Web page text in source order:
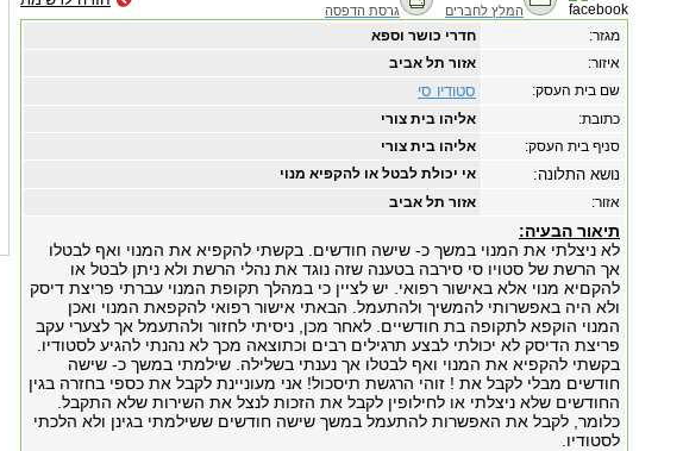
גרסת הדפסה המלץ לחברים
חדרי כושר וספא
מגזר:
אזור תל אביב
איזור:
סטודיו סי
שם בית העסק:
אליהו בית צורי
כתובת:
אליהו בית צורי
סניף בית העסק:
אי יכולת לבטל או להקפיא מנוי
נושא התלונה:
אזור תל אביב אזור:
תיאור הבעיה:
לא ניצלתי את המנוי במשך כ- שישה חודשים. בקשתי להקפיא את המנוי ואף לבטלו
אך הרשת של סטויו סי סירבה בטענה שזה נוגד את נהלי הרשת ולא ניתן לבטל או
להקםיא מנוי אלא באישור רפואי. יש לציין כי במהלך תקופת המנוי עברתי פריצת דיסק
ולא היה באפשרותי להמשיך ולהתעמל. הבאתי אישור רפואי להקפאת המנוי ואכן
המנוי הוקפא לתקופה בת חודשיים. לאחר מכן, ניסיתי לחזור ולהתעמל אך לצערי עקב
פריצת הדיסק לא יכולתי לבצע תרגילים רבים וכתוצאה מכך לא נהנתי להגיע לסטודיו.
בקשתי להקפיא את המנוי ואף לבטלו אך נענתי בשלילה. שילמתי במשך כ- שישה
חודשים מבלי לקבל את ! זוהי הרגשת תיסכול! אני מעוניינת לקבל את כספי בחזרה בגין
החודשים שלא ניצלתי או לחילופין לקבל את הזכות לנצל את השירות שלא התקבל.
כלומר, לקבל את האפשרות להתעמל במשך שישה חודשים ששילמתי בגינן ולא הלכתי
לסטודיו.